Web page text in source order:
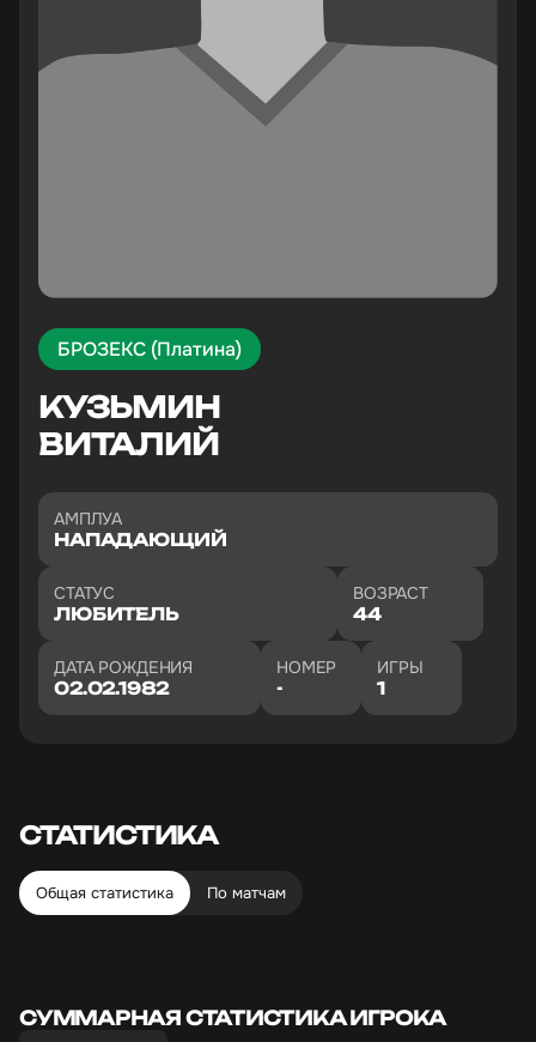
БРОЗЕКС (Платина)
КУЗЬМИН
ВИТАЛИЙ
АМПЛУА
НАПАДАЮЩИЙ
СТАТУС
ЛЮБИТЕЛЬ
ДАТА РОЖДЕНИЯ
02.02.1982
НОМЕР
-
ИГРЫ
1
ВОЗРАСТ
44
СТАТИСТИКА
Общая статистика По матчам
СУММАРНАЯ СТАТИСТИКА ИГРОКА